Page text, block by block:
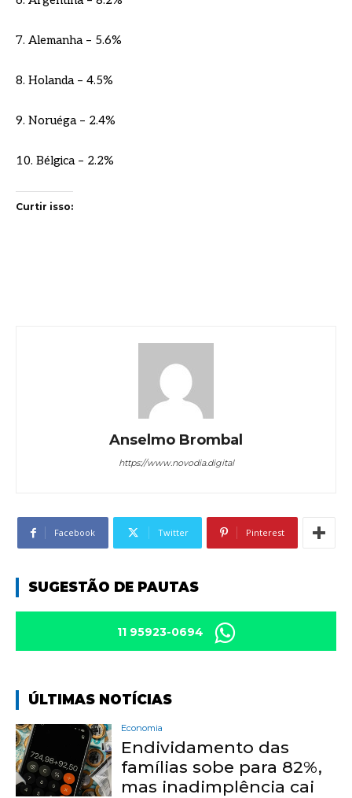
7. Alemanha – 5.6%
8. Holanda – 4.5%
9. Noruéga – 2.4%
10. Bélgica – 2.2%
Curtir isso:
Anselmo Brombal
https://www.novodia.digital
Facebook Twitter Pinterest
SUGESTÃO DE PAUTAS
11 95923-0694
ÚLTIMAS NOTÍCIAS
Economia
Endividamento das
famílias sobe para 82%,
mas inadimplência cai